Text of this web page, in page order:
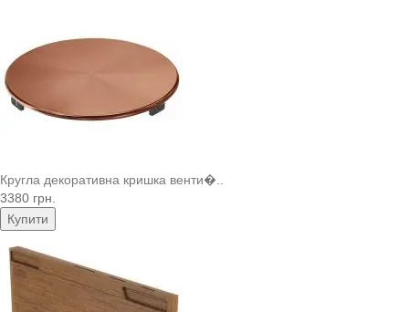
Кругла декоративна кришка венти�..
3380 грн.
Купити